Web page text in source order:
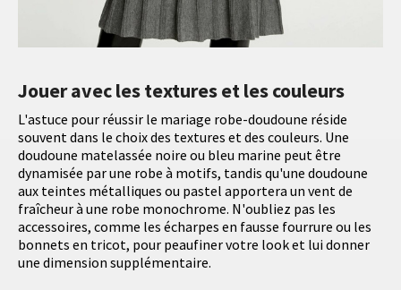
Jouer avec les textures et les couleurs
L'astuce pour réussir le mariage robe-doudoune réside
souvent dans le choix des textures et des couleurs. Une
doudoune matelassée noire ou bleu marine peut être
dynamisée par une robe à motifs, tandis qu'une doudoune
aux teintes métalliques ou pastel apportera un vent de
fraîcheur à une robe monochrome. N'oubliez pas les
accessoires, comme les écharpes en fausse fourrure ou les
bonnets en tricot, pour peaufiner votre look et lui donner
une dimension supplémentaire.